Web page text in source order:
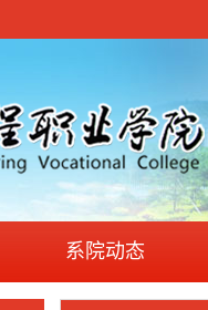
系院动态